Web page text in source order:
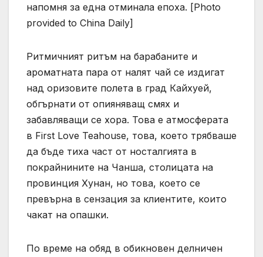
напомня за една отминала епоха. [Photo
provided to China Daily]
Ритмичният ритъм на барабаните и
ароматната пара от налят чай се издигат
над оризовите полета в град Кайхуей,
обгърнати от опияняващ смях и
забавляващи се хора. Това е атмосферата
в First Love Teahouse, това, което трябваше
да бъде тиха част от носталгията в
покрайнините на Чанша, столицата на
провинция Хунан, но това, което се
превърна в сензация за клиентите, които
чакат на опашки.
По време на обяд в обикновен делничен